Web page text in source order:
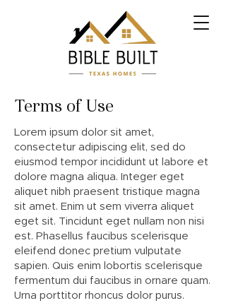
Terms of Use
Lorem ipsum dolor sit amet,
consectetur adipiscing elit, sed do
eiusmod tempor incididunt ut labore et
dolore magna aliqua. Integer eget
aliquet nibh praesent tristique magna
sit amet. Enim ut sem viverra aliquet
eget sit. Tincidunt eget nullam non nisi
est. Phasellus faucibus scelerisque
eleifend donec pretium vulputate
sapien. Quis enim lobortis scelerisque
fermentum dui faucibus in ornare quam.
Urna porttitor rhoncus dolor purus.